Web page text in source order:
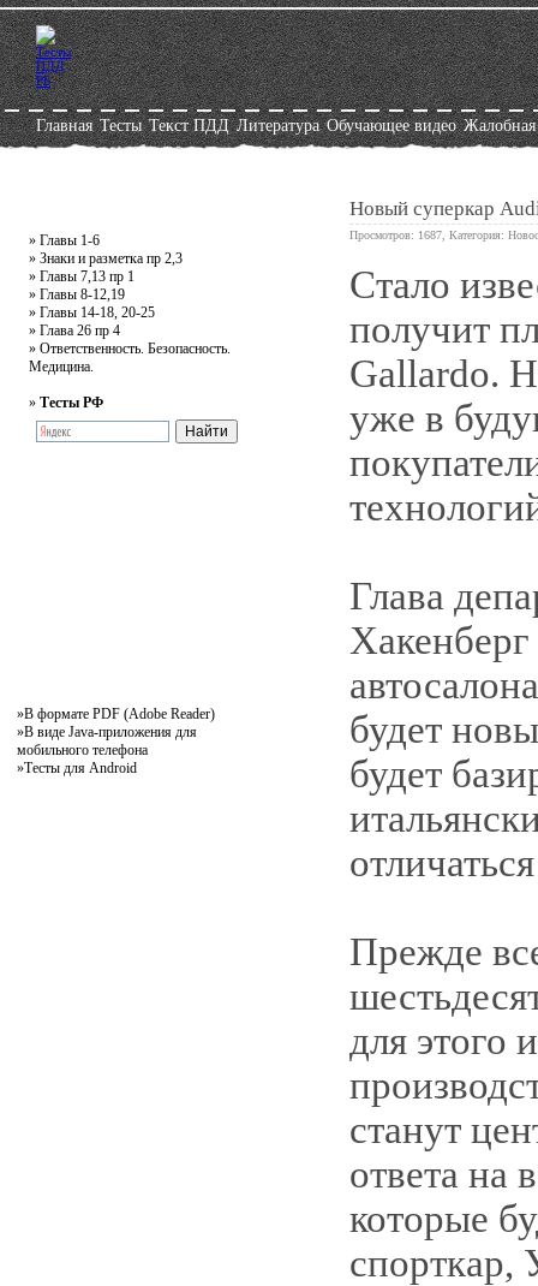
Главная Тесты Текст ПДД Литература Обучающее видео Жалобная
» Главы 1-6
» Знаки и разметка пр 2,3
» Главы 7,13 пр 1
» Главы 8-12,19
» Главы 14-18, 20-25
» Глава 26 пр 4
» Ответственность. Безопасность.
Медицина.
» Тесты РФ
»В формате PDF (Adobe Reader)
»В виде Java-приложения для
мобильного телефона
»Тесты для Android
Новый суперкар
Просмотров: 1687, Категория:
Стало
получит
Gallardo.
уже в
Глава
будет
будет
Прежде
для этого
станут
ответа на
которые
спорткар,